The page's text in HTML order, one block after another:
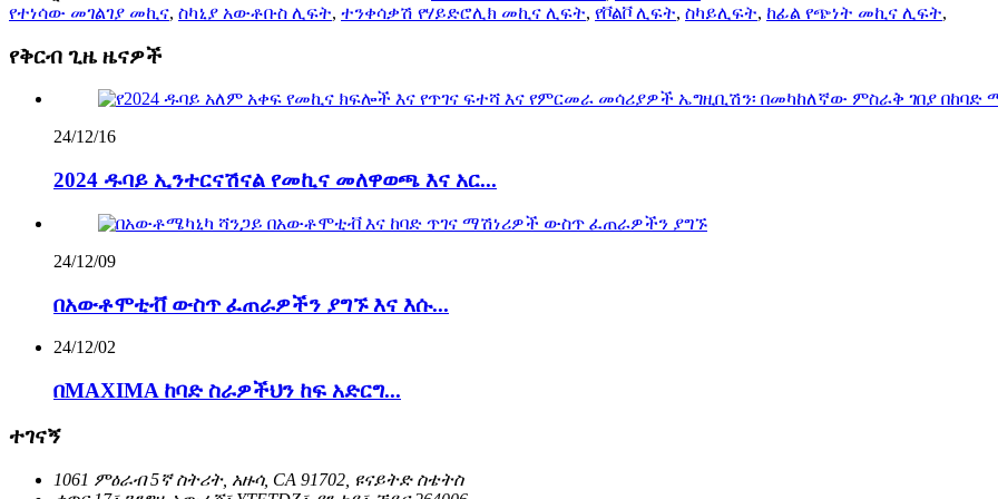
የተነሳው መገልገያ መኪና, ስካኒያ አውቶቡስ ሊፍት, ተንቀሳቃሽ የሃይድሮሊክ መኪና ሊፍት, የቮልቮ ሊፍት, ስካይሊፍት, ከፊል የጭነት መኪና ሊፍት,
የቅርብ ጊዜ ዜናዎች
24/12/16
2024 ዱባይ ኢንተርናሽናል የመኪና መለዋወጫ እና አር...
24/12/09
በአውቶሞቲቭ ውስጥ ፈጠራዎችን ያግኙ እና እሱ...
24/12/02
በMAXIMA ከባድ ስራዎችህን ከፍ አድርግ...
ተገናኝ
1061 ምዕራብ 5ኛ ስትሪት, አዙሳ, CA 91702, ዩናይትድ ስቴትስ